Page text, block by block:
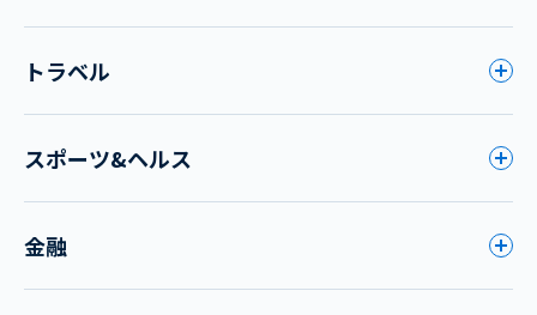
トラベル
スポーツ&ヘルス
金融